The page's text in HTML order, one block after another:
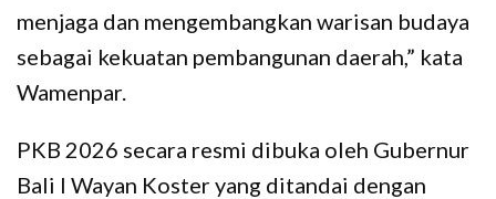
menjaga dan mengembangkan warisan budaya
sebagai kekuatan pembangunan daerah,” kata
Wamenpar.
PKB 2026 secara resmi dibuka oleh Gubernur
Bali I Wayan Koster yang ditandai dengan